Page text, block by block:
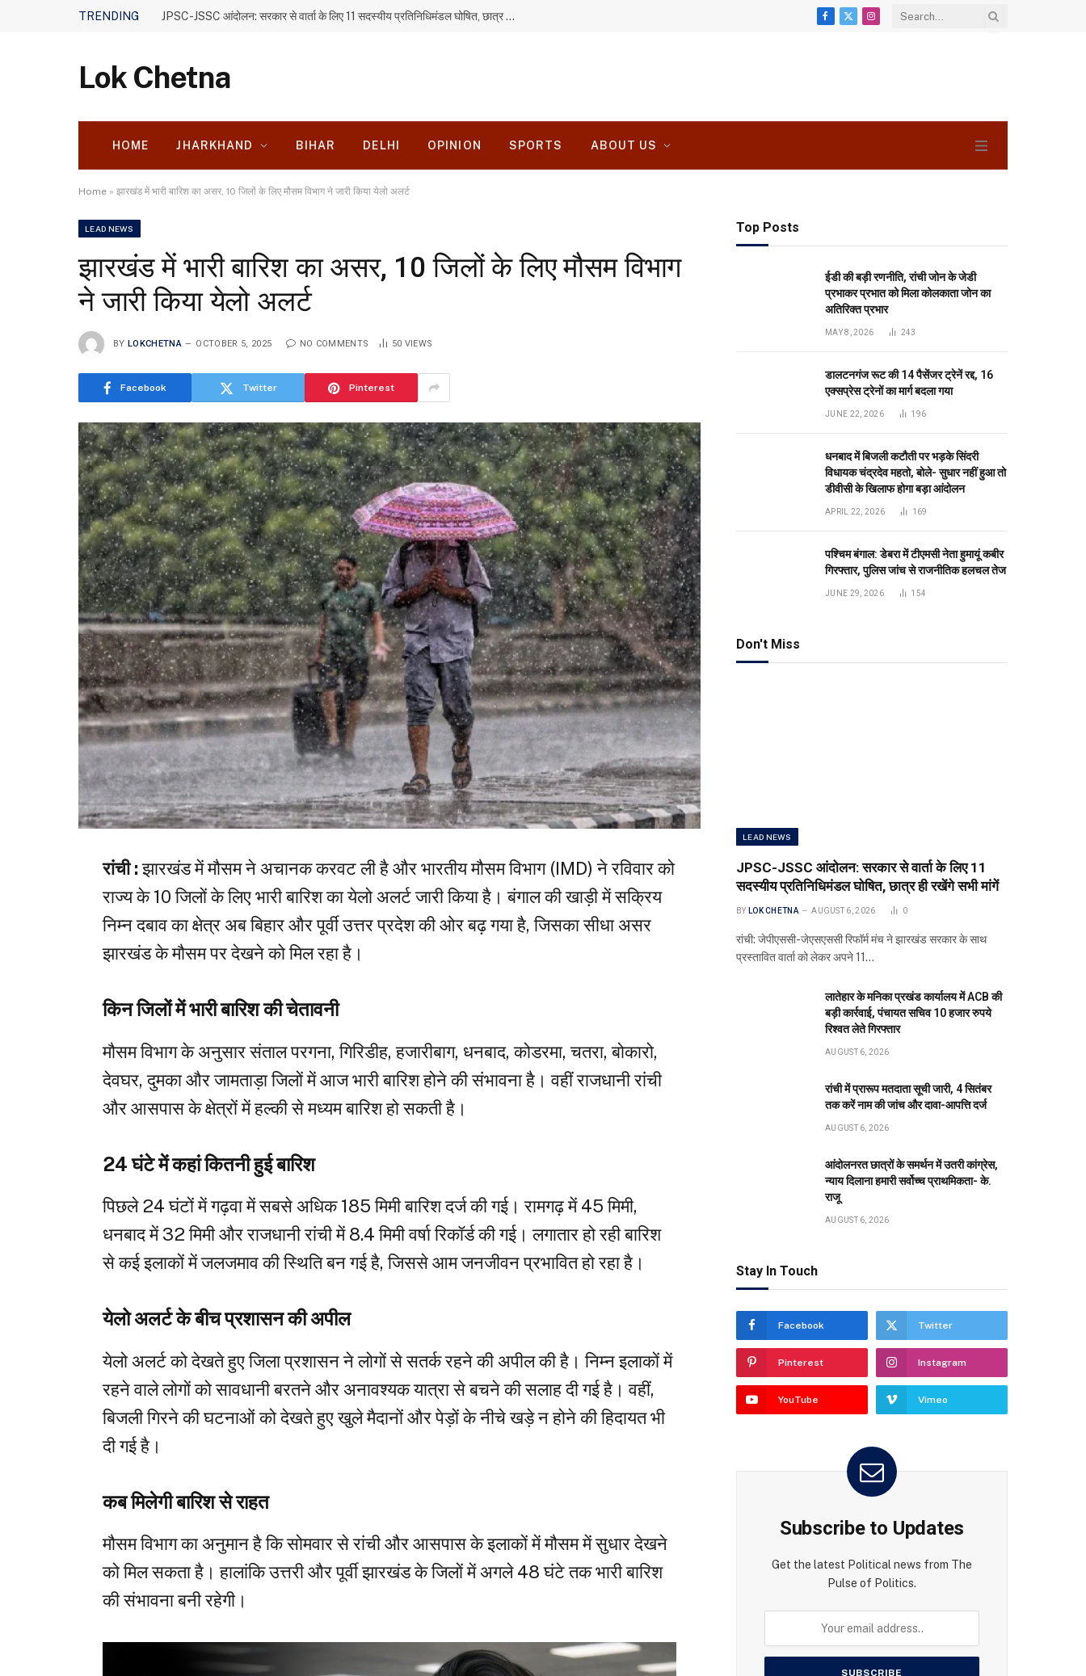
TRENDING JPSC-JSSC आंदोलन: सरकार से वार्ता के लिए 11 सदस्यीय प्रतिनिधिमंडल घोषित, छात्र ही रखेंगे सभी मांगें
Facebook
X
Instagram
Lok Chetna
HOME JHARKHAND BIHAR DELHI OPINION SPORTS ABOUT US
Home » झारखंड में भारी बारिश का असर, 10 जिलों के लिए मौसम विभाग ने जारी किया येलो अलर्ट
LEAD NEWS
झारखंड में भारी बारिश का असर, 10 जिलों के लिए मौसम विभाग
ने जारी किया येलो अलर्ट
BY LOKCHETNA OCTOBER 5, 2025 NO COMMENTS 50 VIEWS
Facebook Twitter Pinterest
रांची :झारखंड में मौसम ने अचानक करवट ली है और भारतीय मौसम विभाग (IMD) ने रविवार को
राज्य के 10 जिलों के लिए भारी बारिश का येलो अलर्ट जारी किया है। बंगाल की खाड़ी में सक्रिय
निम्न दबाव का क्षेत्र अब बिहार और पूर्वी उत्तर प्रदेश की ओर बढ़ गया है, जिसका सीधा असर
झारखंड के मौसम पर देखने को मिल रहा है।
किन जिलों में भारी बारिश की चेतावनी
मौसम विभाग के अनुसार संताल परगना, गिरिडीह, हजारीबाग, धनबाद, कोडरमा, चतरा, बोकारो,
देवघर, दुमका और जामताड़ा जिलों में आज भारी बारिश होने की संभावना है। वहीं राजधानी रांची
और आसपास के क्षेत्रों में हल्की से मध्यम बारिश हो सकती है।
24 घंटे में कहां कितनी हुई बारिश
पिछले 24 घंटों में गढ़वा में सबसे अधिक 185 मिमी बारिश दर्ज की गई। रामगढ़ में 45 मिमी,
धनबाद में 32 मिमी और राजधानी रांची में 8.4 मिमी वर्षा रिकॉर्ड की गई। लगातार हो रही बारिश
से कई इलाकों में जलजमाव की स्थिति बन गई है, जिससे आम जनजीवन प्रभावित हो रहा है।
येलो अलर्ट के बीच प्रशासन की अपील
येलो अलर्ट को देखते हुए जिला प्रशासन ने लोगों से सतर्क रहने की अपील की है। निम्न इलाकों में
रहने वाले लोगों को सावधानी बरतने और अनावश्यक यात्रा से बचने की सलाह दी गई है। वहीं,
बिजली गिरने की घटनाओं को देखते हुए खुले मैदानों और पेड़ों के नीचे खड़े न होने की हिदायत भी
दी गई है।
कब मिलेगी बारिश से राहत
मौसम विभाग का अनुमान है कि सोमवार से रांची और आसपास के इलाकों में मौसम में सुधार देखने
को मिल सकता है। हालांकि उत्तरी और पूर्वी झारखंड के जिलों में अगले 48 घंटे तक भारी बारिश
की संभावना बनी रहेगी।
Top Posts
ईडी की बड़ी रणनीति, रांची जोन के जेडी
प्रभाकर प्रभात को मिला कोलकाता जोन का
अतिरिक्त प्रभार
MAY 8, 2026 243
डालटनगंज रूट की 14 पैसेंजर ट्रेनें रद्द, 16
एक्सप्रेस ट्रेनों का मार्ग बदला गया
JUNE 22, 2026 196
धनबाद में बिजली कटौती पर भड़के सिंदरी
विधायक चंद्रदेव महतो, बोले- सुधार नहीं हुआ तो
डीवीसी के खिलाफ होगा बड़ा आंदोलन
APRIL 22, 2026 169
पश्चिम बंगाल: डेबरा में टीएमसी नेता हुमायूं कबीर
गिरफ्तार, पुलिस जांच से राजनीतिक हलचल तेज
JUNE 29, 2026 154
Don't Miss
LEAD NEWS
JPSC-JSSC आंदोलन: सरकार से वार्ता के लिए 11
सदस्यीय प्रतिनिधिमंडल घोषित, छात्र ही रखेंगे सभी मांगें
BY LOK CHETNA AUGUST 6, 2026 0
रांची: जेपीएससी-जेएसएससी रिफॉर्म मंच ने झारखंड सरकार के साथ
प्रस्तावित वार्ता को लेकर अपने 11…
लातेहार के मनिका प्रखंड कार्यालय में ACB की
बड़ी कार्रवाई, पंचायत सचिव 10 हजार रुपये
रिश्वत लेते गिरफ्तार
AUGUST 6, 2026
रांची में प्रारूप मतदाता सूची जारी, 4 सितंबर
तक करें नाम की जांच और दावा-आपत्ति दर्ज
AUGUST 6, 2026
आंदोलनरत छात्रों के समर्थन में उतरी कांग्रेस,
न्याय दिलाना हमारी सर्वोच्च प्राथमिकता- के.
राजू
AUGUST 6, 2026
Stay In Touch
Facebook Twitter
Pinterest Instagram
YouTube Vimeo
Subscribe to Updates
Get the latest Political news from The
Pulse of Politics.